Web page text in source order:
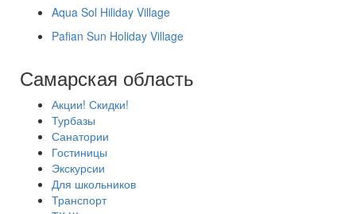
Aqua Sol Hiliday Village
Pafian Sun Holiday Village
Самарская область
Акции! Скидки!
Турбазы
Санатории
Гостиницы
Экскурсии
Для школьников
Транспорт